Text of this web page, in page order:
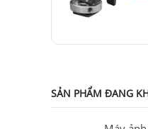
SẢN PHẨM ĐANG